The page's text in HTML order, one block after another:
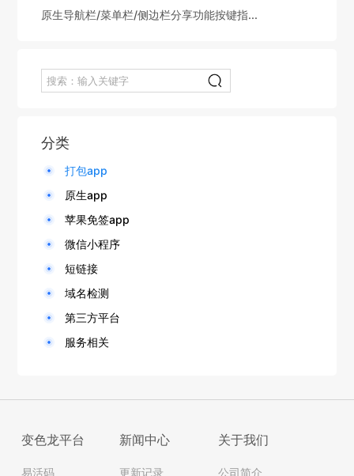
原生导航栏/菜单栏/侧边栏分享功能按键指...
分类
打包app
原生app
苹果免签app
微信小程序
短链接
域名检测
第三方平台
服务相关
变色龙平台
易活码
新闻中心
更新记录
关于我们
公司简介